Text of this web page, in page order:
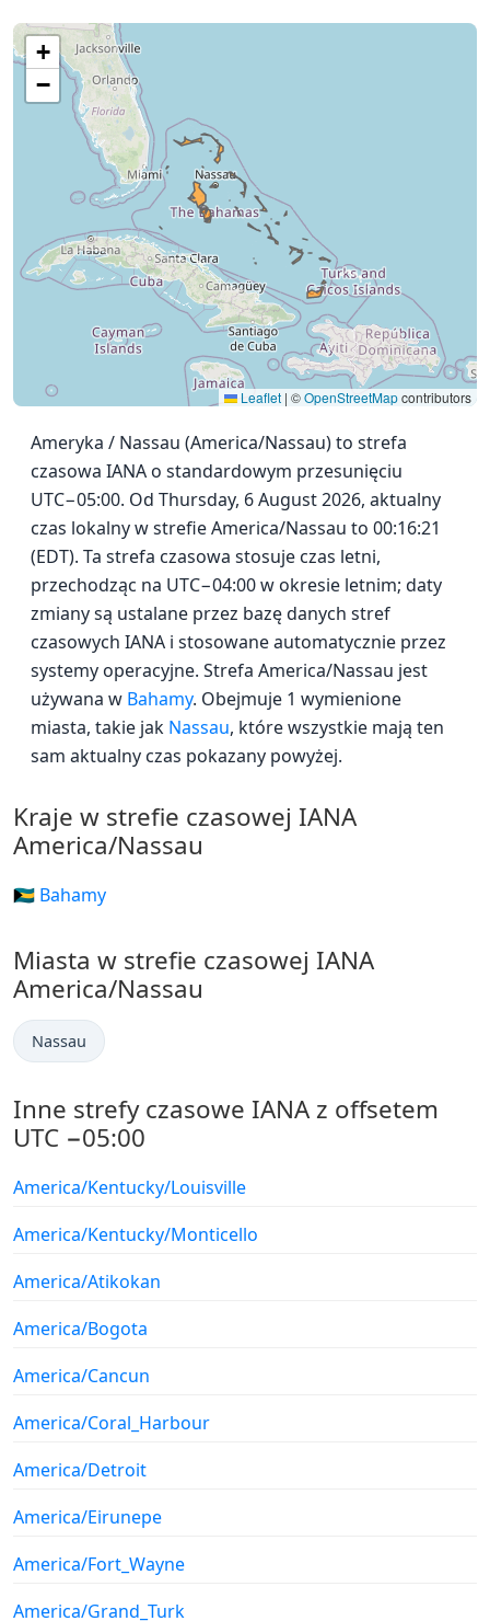
+
−
Leaflet | ©OpenStreetMapcontributors
Ameryka / Nassau (America/Nassau) to strefa
czasowa IANA o standardowym przesunięciu
UTC−05:00. Od Thursday, 6 August 2026, aktualny
czas lokalny w strefie America/Nassau to 00:16:21
(EDT). Ta strefa czasowa stosuje czas letni,
przechodząc na UTC−04:00 w okresie letnim; daty
zmiany są ustalane przez bazę danych stref
czasowych IANA i stosowane automatycznie przez
systemy operacyjne. Strefa America/Nassau jest
używana w Bahamy. Obejmuje 1 wymienione
miasta, takie jak Nassau, które wszystkie mają ten
sam aktualny czas pokazany powyżej.
Kraje w strefie czasowej IANA
America/Nassau
🇧🇸 Bahamy
Miasta w strefie czasowej IANA
America/Nassau
Nassau
Inne strefy czasowe IANA z offsetem
UTC −05:00
America/Kentucky/Louisville
America/Kentucky/Monticello
America/Atikokan
America/Bogota
America/Cancun
America/Coral_Harbour
America/Detroit
America/Eirunepe
America/Fort_Wayne
America/Grand_Turk